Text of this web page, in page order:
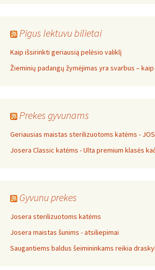
Pigus lektuvu bilietai
Kaip išsirinkti geriausią pelėsio valiklį
Žieminių padangų žymėjimas yra svarbus –
Prekes gyvunams
Geriausias maistas sterilizuotoms katėms -
Josera Classic katėms - Ulta premium klasės
Gyvunu prekes
Josera sterilizuotoms katėms
Josera maistas šunims - atsiliepimai
Saugantiems baldus šeimininkams reikia